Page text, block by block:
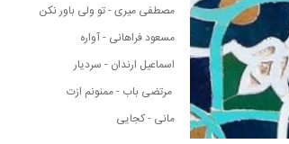
مصطفی میری - تو ولی باور نکن
مسعود فراهانی - آواره
اسماعیل ارندان - سردیار
مرتضی باب - ممنونم ازت
مانی - کجایی